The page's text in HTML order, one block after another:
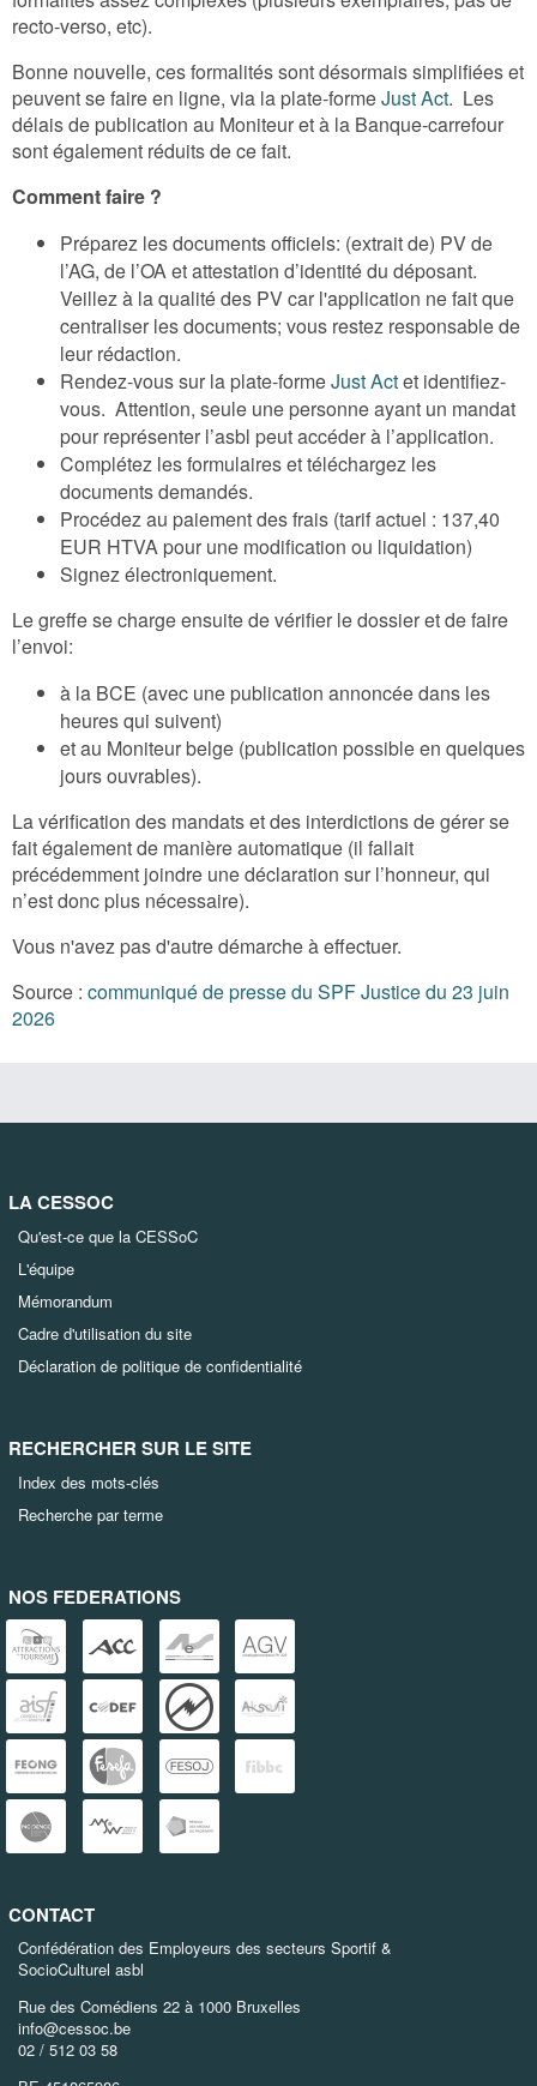
recto-verso, etc).
Bonne nouvelle, ces formalités sont désormais simplifiées et
peuvent se faire en ligne, via la plate-formeJust Act. Les
délais de publication au Moniteur et à la Banque-carrefour
sont également réduits de ce fait.
Comment faire ?
Préparez les documents officiels: (extrait de) PV de
l’AG, de l’OA et attestation d’identité du déposant.
Veillez à la qualité des PV car l'application ne fait que
centraliser les documents; vous restez responsable de
leur rédaction.
Rendez-vous sur la plate-formeJust Actet identifiez-
vous. Attention, seule une personne ayant un mandat
pour représenter l’asbl peut accéder à l’application.
Complétez les formulaires et téléchargez les
documents demandés.
Procédez au paiement des frais (tarif actuel : 137,40
EUR HTVA pour une modification ou liquidation)
Signez électroniquement.
Le greffe se charge ensuite de vérifier le dossier et de faire
l’envoi:
à la BCE (avec une publication annoncée dans les
heures qui suivent)
et au Moniteur belge (publication possible en quelques
jours ouvrables).
La vérification des mandats et des interdictions de gérer se
fait également de manière automatique (il fallait
précédemment joindre une déclaration sur l’honneur, qui
n’est donc plus nécessaire).
Vous n'avez pas d'autre démarche à effectuer.
Source : communiqué de presse du SPF Justice du 23 juin
2026
LA CESSOC
Qu'est-ce que la CESSoC
L'équipe
Mémorandum
Cadre d'utilisation du site
Déclaration de politique de confidentialité
RECHERCHER SUR LE SITE
Index des mots-clés
Recherche par terme
NOS FEDERATIONS
CONTACT
Confédération des Employeurs des secteurs Sportif &
SocioCulturel asbl
Rue des Comédiens 22 à 1000 Bruxelles
info@cessoc.be
02 / 512 03 58